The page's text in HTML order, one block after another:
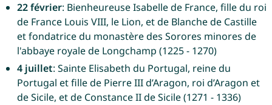
22 février: Bienheureuse Isabelle de France, fille du roi
de France Louis VIII, le Lion, et de Blanche de Castille
et fondatrice du monastère des Sorores minores de
l'abbaye royale de Longchamp (1225 - 1270)
4 juillet: Sainte Elisabeth du Portugal, reine du
Portugal et fille de Pierre III d’Aragon, roi d’Aragon et
de Sicile, et de Constance II de Sicile (1271 - 1336)